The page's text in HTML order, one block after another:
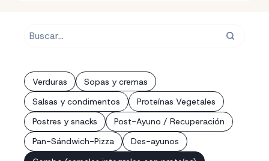
Verduras
Sopas y cremas
Salsas y condimentos
Proteínas Vegetales
Postres y snacks
Post-Ayuno / Recuperación
Pan-Sándwich-Pizza
Des-ayunos